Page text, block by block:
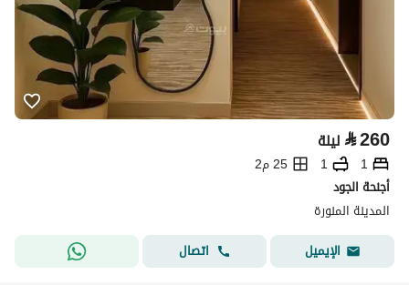
⃁260 ليلة
1
1
25 م2
أجنحة الجود
المدينة المنورة
الإيميل
اتصال